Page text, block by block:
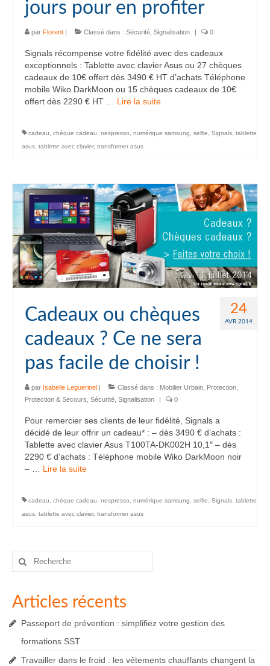
jours pour en profiter
par Florent | Classé dans : Sécurité Signalisation | 0
Signals récompense votre fidélité avec des cadeaux
exceptionnels : Tablette avec clavier Asus ou 27 chèques
cadeaux de 10€ offert dès 3490 € HT d’achats Téléphone
mobile Wiko DarkMoon ou 15 chèques cadeaux de 10€
offert dès 2290 € HT … Lire la suite­­
cadeau chèque cadeau nespresso numérique samsung selfie Signals tablette
asus tablette avec clavier, transformer asus
24
AVR 2014
Cadeaux ou chèques
cadeaux ? Ce ne sera
pas facile de choisir !
par Isabelle Leguerinel | Classé dans : Mobilier Urbain Protection
Protection & Secours Sécurité Signalisation | 0
Pour remercier ses clients de leur fidélité, Signals a
décidé de leur offrir un cadeau* : – dès 3490 € d’achats :
Tablette avec clavier Asus T100TA-DK002H 10,1″ – dès
2290 € d’achats : Téléphone mobile Wiko DarkMoon noir
– … Lire la suite­­
cadeau chèque cadeau nespresso numérique samsung selfie Signals tablette
asus tablette avec clavier, transformer asus
Rechercher
Articles récents
Passeport de prévention : simplifiez votre gestion des
formations SST
Travailler dans le froid : les vêtements chauffants changent la